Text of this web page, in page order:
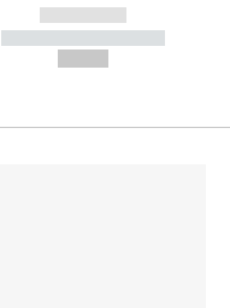
------------
----------- -----------